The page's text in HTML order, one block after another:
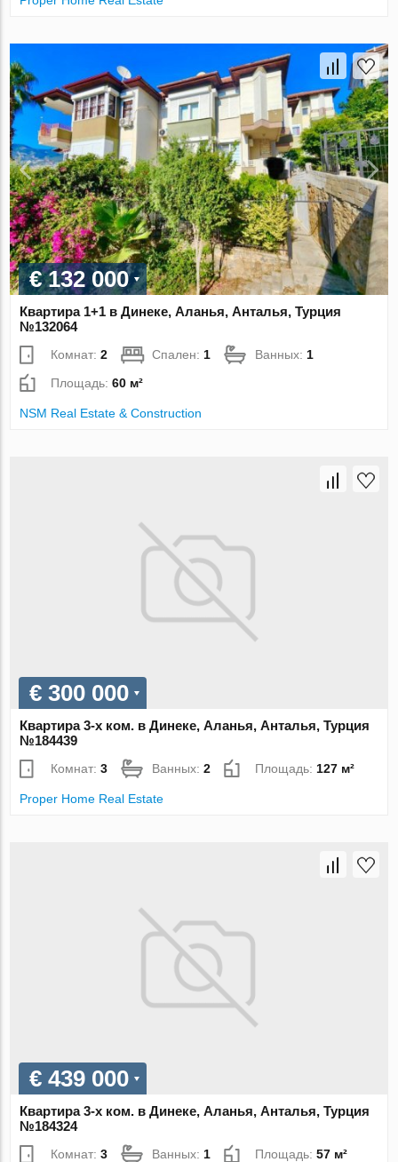
€ 132 000
Квартира 1+1 в Динеке, Аланья, Анталья, Турция
№132064
Комнат:2 Спален:1 Ванных:1
Площадь:60 м²
NSM Real Estate & Construction
€ 300 000
Квартира 3-х ком. в Динеке, Аланья, Анталья, Турция
№184439
Комнат:3 Ванных:2 Площадь: 127 м²
Proper Home Real Estate
€ 439 000
Квартира 3-х ком. в Динеке, Аланья, Анталья, Турция
№184324
Комнат:3 Ванных: 1 Площадь:57 м²